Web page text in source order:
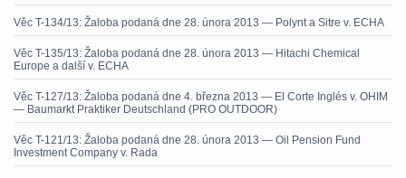
Věc T-134/13: Žaloba podaná dne 28. února 2013 — Polynt a Sitre v. ECHA
Věc T-135/13: Žaloba podaná dne 28. února 2013 — Hitachi Chemical
Europe a další v. ECHA
Věc T-127/13: Žaloba podaná dne 4. března 2013 — El Corte Inglés v. OHIM
— Baumarkt Praktiker Deutschland (PRO OUTDOOR)
Věc T-121/13: Žaloba podaná dne 28. února 2013 — Oil Pension Fund
Investment Company v. Rada